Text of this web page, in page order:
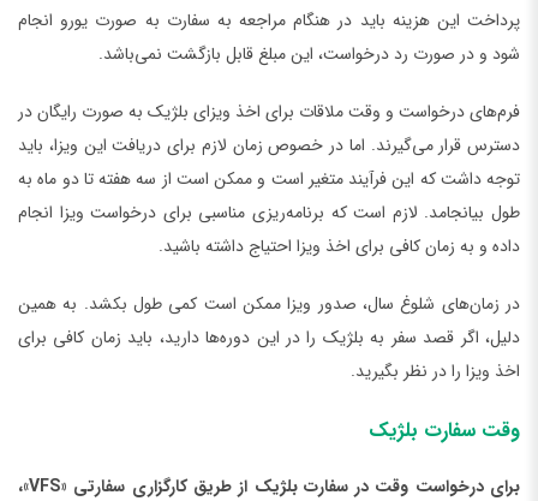
پرداخت این هزینه باید در هنگام مراجعه به سفارت به صورت یورو انجام
شود و در صورت رد درخواست، این مبلغ قابل بازگشت نمی‌باشد.
فرم‌های درخواست و وقت ملاقات برای اخذ ویزای بلژیک به صورت رایگان در
دسترس قرار می‌گیرند. اما در خصوص زمان لازم برای دریافت این ویزا، باید
توجه داشت که این فرآیند متغیر است و ممکن است از سه هفته تا دو ماه به
طول بیانجامد. لازم است که برنامه‌ریزی مناسبی برای درخواست ویزا انجام
داده و به زمان کافی برای اخذ ویزا احتیاج داشته باشید.
در زمان‌های شلوغ سال، صدور ویزا ممکن است کمی طول بکشد. به همین
دلیل، اگر قصد سفر به بلژیک را در این دوره‌ها دارید، باید زمان کافی برای
اخذ ویزا را در نظر بگیرید.
وقت سفارت بلژیک
برای درخواست وقت در سفارت بلژیک از طریق کارگزاری سفارتی «VFS»،